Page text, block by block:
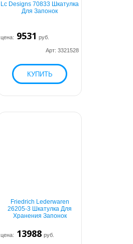
Lc Designs 70833 Шкатулка
Для Запонок
цена: 9531 руб.
Арт: 3321528
Friedrich Lederwaren
26205-3 Шкатулка Для
Хранения Запонок
цена: 13988 руб.